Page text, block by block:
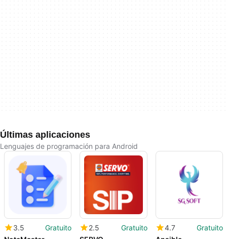
Últimas aplicaciones
Lenguajes de programación para Android
3.5
Gratuito
2.5
Gratuito
4.7
Gratuito